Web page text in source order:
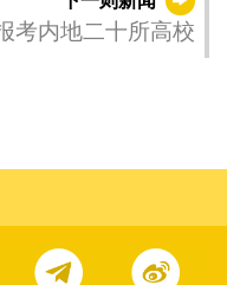
考内地二十所高校